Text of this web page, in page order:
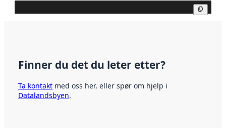
Finner du det du leter etter?
Ta kontakt med oss her, eller spør om hjelp i
Datalandsbyen.